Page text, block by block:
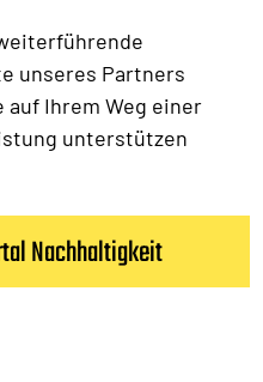
unseres Partners
auf Ihrem Weg einer
unterstützen
Nachhaltigkeit